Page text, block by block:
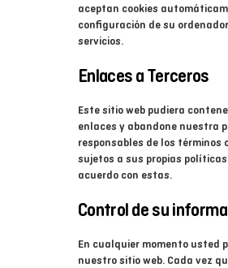
aceptan cookies
configuración de su
servicios.
Enlaces a Terceros
Este sitio web pudiera
enlaces y abandone nuestra
responsables de los términos
sujetos a sus propias
acuerdo con estas.
Control de su
En cualquier momento usted
nuestro sitio web. Cada vez